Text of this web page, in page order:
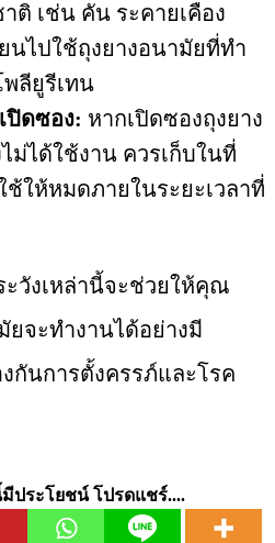
ติ เช่น คัน ระคายเคือง
นไปใช้ถุงยางอนามัยที่ทำ
ลียูรีเทน
ปิดซอง: หากเปิดซองถุงยาง
ม่ได้ใช้งาน ควรเก็บในที่
ช้ให้หมดภายในระยะเวลาที่
วังเหล่านี้จะช่วยให้คุณ
จะทำงานได้อย่างมี
กันการตั้งครรภ์และโรค
ประโยชน์ โปรดแชร์....